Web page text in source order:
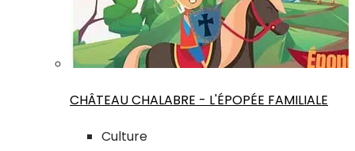
CHÂTEAU CHALABRE - L'ÉPOPÉE FAMILIALE
Culture